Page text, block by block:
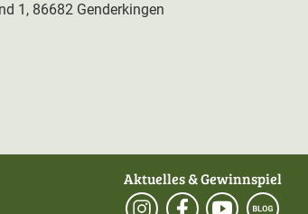
1, 86682 Genderkingen
Aktuelles & Gewinnspiel